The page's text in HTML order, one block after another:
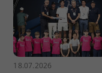
18.07.2026